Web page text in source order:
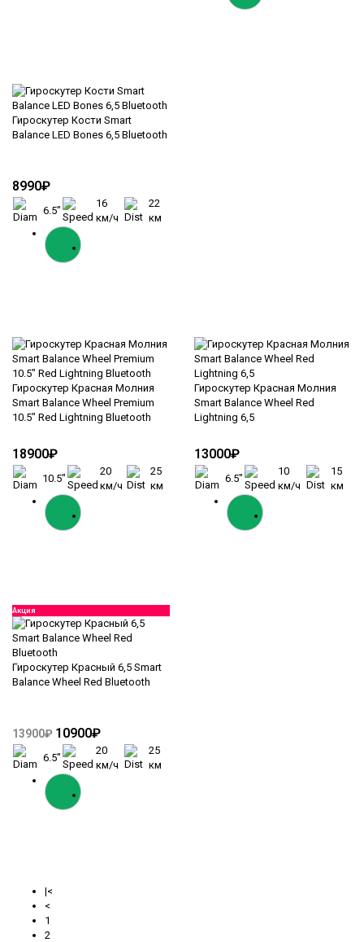
Гироскутер Кости Smart
Balance LED Bones 6,5 Bluetooth
8990₽
6.5"
16
км/ч
22
км
Гироскутер Красная Молния
Smart Balance Wheel Premium
10.5" Red Lightning Bluetooth
18900₽
10.5"
20
км/ч
25
км
Гироскутер Красная Молния
Smart Balance Wheel Red
Lightning 6,5
13000₽
6.5"
10
км/ч
15
км
Акция
Гироскутер Красный 6,5 Smart
Balance Wheel Red Bluetooth
13900₽ 10900₽
6.5"
20
км/ч
25
км
|<
<
1
2